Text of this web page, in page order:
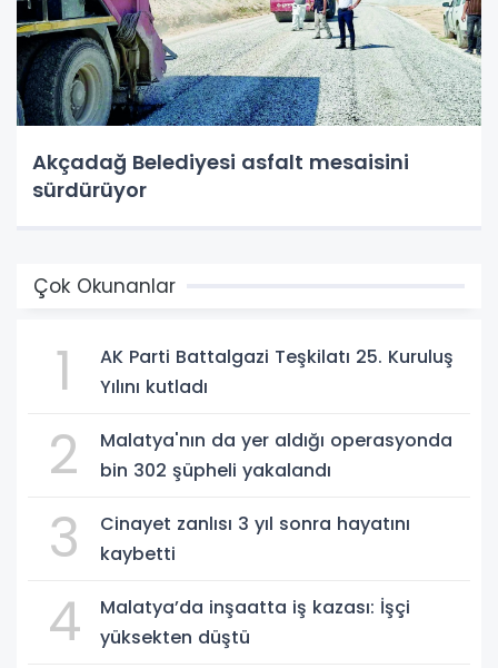
Akçadağ Belediyesi asfalt mesaisini
sürdürüyor
Çok Okunanlar
1
AK Parti Battalgazi Teşkilatı 25. Kuruluş
Yılını kutladı
2
Malatya'nın da yer aldığı operasyonda
bin 302 şüpheli yakalandı
3
Cinayet zanlısı 3 yıl sonra hayatını
kaybetti
4
Malatya’da inşaatta iş kazası: İşçi
yüksekten düştü